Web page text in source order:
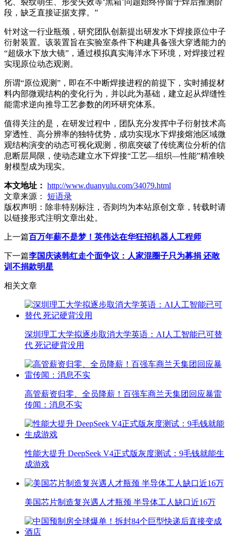
段，缺乏直接证据支撑。”
针对这一行业瓶颈，研究团队创新提出研发水下焊接原位中子
衍射装置。该装置旨在实验室条件下构建具备强大穿透能力的
“超级水下放大镜”，通过模拟真实海洋水下环境，对焊接过程
实现原位动态观测。
所谓“原位观测”，即在不中断焊接进程的前提下，实时捕捉材
料内部微观结构的变化行为，并以此为基础，建立起从焊缝性
能需求逆向推导工艺参数的闭环研究体系。
值得关注的是，在研发过程中，团队充分发挥中子衍射技术高
穿透性、高分辨率的独特优势，成功实现水下焊接熔池区域微
观结构演变的动态可视化观测，彻底突破了传统离位分析的信
息断层局限，使动态建立水下焊接“工艺—组织—性能”精准映
射模型成为现实。
本文地址： http://www.duanyulu.com/34079.html
文章来源：
短语录
版权声明： 除非特别标注，否则均为本站原创文章，转载时请
以链接形式注明文章出处。
上一篇百万年薪不是梦！英伟达在华狂招机器人工程师
下一篇李国庆谈韩红走个面争议：人家混圈子只为募捐 还敢
训不捐款明星
相关文章
深圳理工大学拟逐步取消大学英语：AI人工智能已可替
代 死记硬背没用
高管薪资归零、全员降薪！百强车商兰天集团回应暴雷
传闻：消息不实
性能大提升 DeepSeek V4正式版灰度测试：9毛钱就能生
成游戏
美国芯片制造复兴遇人才瓶颈 半导体工人缺口近16万